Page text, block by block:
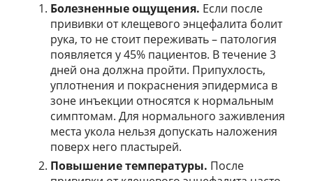
Болезненные ощущения. Если после
прививки от клещевого энцефалита болит
рука, то не стоит переживать – патология
появляется у 45% пациентов. В течение 3
дней она должна пройти. Припухлость,
уплотнения и покраснения эпидермиса в
зоне инъекции относятся к нормальным
симптомам. Для нормального заживления
места укола нельзя допускать наложения
поверх него пластырей.
Повышение температуры. После